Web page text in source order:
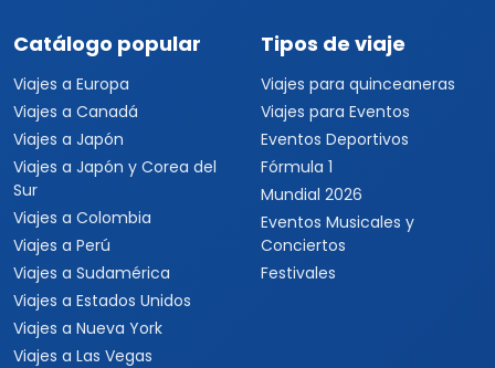
Catálogo popular
Viajes a Europa
Viajes a Canadá
Viajes a Japón
Viajes a Japón y Corea del
Sur
Viajes a Colombia
Viajes a Perú
Viajes a Sudamérica
Viajes a Estados Unidos
Viajes a Nueva York
Viajes a Las Vegas
Tipos de viaje
Viajes para quinceaneras
Viajes para Eventos
Eventos Deportivos
Fórmula 1
Mundial 2026
Eventos Musicales y
Conciertos
Festivales